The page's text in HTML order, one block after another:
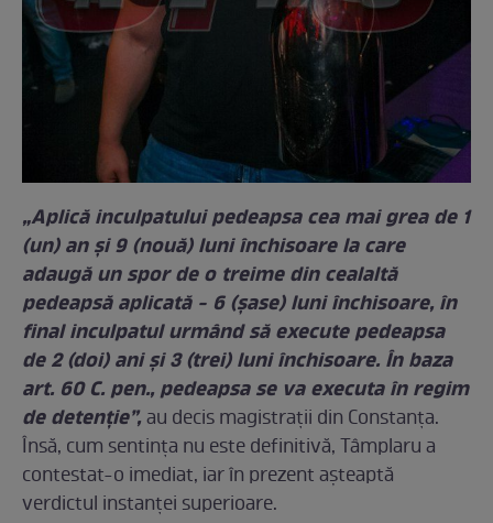
„Aplică inculpatului pedeapsa cea mai grea de 1
(un) an și 9 (nouă) luni închisoare la care
adaugă un spor de o treime din cealaltă
pedeapsă aplicată - 6 (șase) luni închisoare, în
final inculpatul urmând să execute pedeapsa
de 2 (doi) ani şi 3 (trei) luni închisoare. În baza
art. 60 C. pen., pedeapsa se va executa în regim
de detenţie”,au decis magistrații din Constanța.
Însă, cum sentința nu este definitivă, Tâmplaru a
contestat-o imediat, iar în prezent așteaptă
verdictul instanței superioare.